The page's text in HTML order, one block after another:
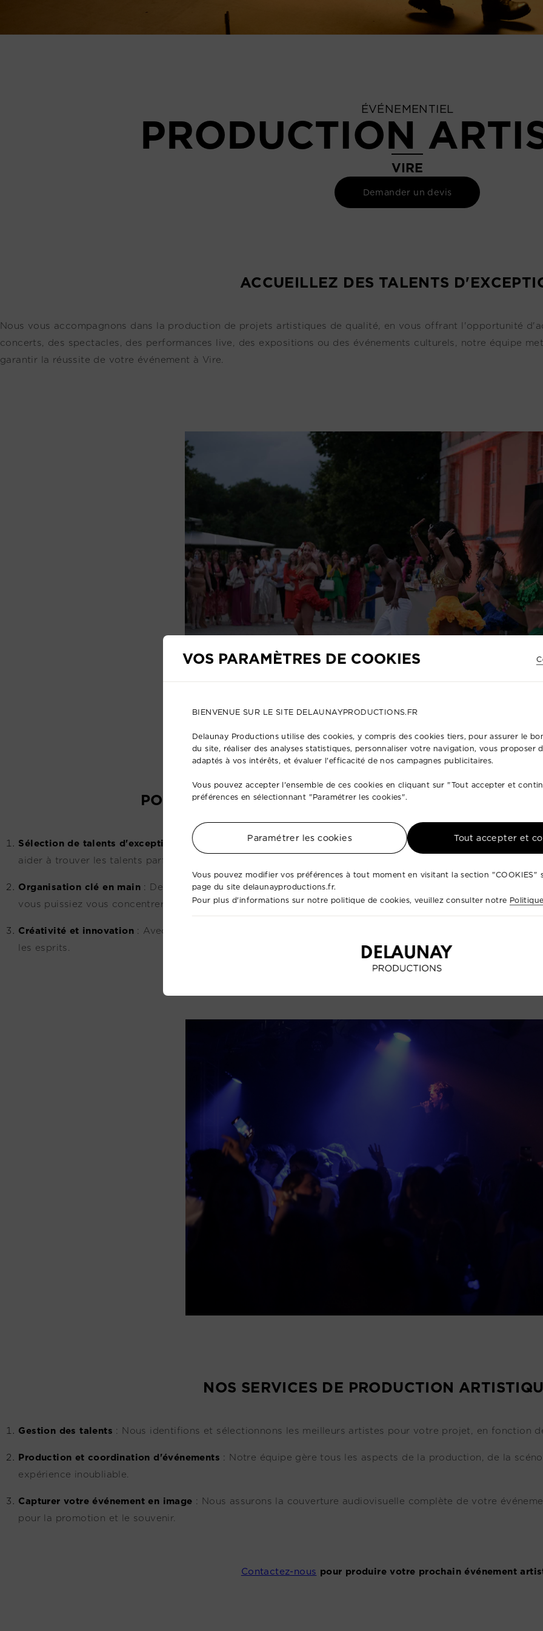
ÉVÉNEMENTIEL
PRODUCTION
VIRE
Demander un devis
ACCUEILLEZ DES TALENTS
Nous vous accompagnons dans la production de projets artistiques de qualité, en vous offrant l'opportunité
concerts, des spectacles, des performances live, des expositions ou des événements culturels, notre équipe
garantir la réussite de votre événement à Vire.
POURQUOI CHOISIR NOTRE SERVICE DE
Sélection de talents d'exception Nous collaborons avec un large éventail d'artistes talentueux, incluant
aider à trouver les talents parfaits pour votre événement.
Organisation clé en main: De la planification logistique à la coordination technique, nous prenons en
vous puissiez vous concentrer sur l'essentiel : accueillir vos invités.
Créativité et innovation: Avec notre approche artistique et notre passion pour l'excellence, nous
les esprits.
NOS SERVICES DE PRODUCTION
Gestion des talents : Nous identifions et sélectionnons les meilleurs artistes pour votre projet, en fonction
Production et coordination d'événements : Notre équipe gère tous les aspects de la production, de la
expérience inoubliable.
Capturer votre événement en image : Nous assurons la couverture audiovisuelle complète de votre
pour la promotion et le souvenir.
Contactez-nous pour produire votre prochain événement
VOS PARAMÈTRES DE COOKIES
BIENVENUE SUR LE SITE DELAUNAYPRODUCTIONS.FR
Delaunay Productions utilise des cookies, y compris des cookies tiers, pour assurer le
du site, réaliser des analyses statistiques, personnaliser votre navigation, vous proposer
adaptés à vos intérêts, et évaluer l'efficacité de nos campagnes publicitaires.
Vous pouvez accepter l'ensemble de ces cookies en cliquant sur "Tout accepter et
préférences en sélectionnant "Paramétrer les cookies".
Paramétrer les cookies Tout accepter et
Vous pouvez modifier vos préférences à tout moment en visitant la section "COOKIES"
page du site delaunayproductions.fr.
Pour plus d'informations sur notre politique de cookies, veuillez consulter notre